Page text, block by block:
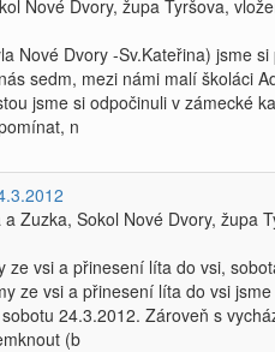
Nové Dvory, župa Tyršova,
Nové Dvory -Sv.Kateřina) jsme si
sedm, mezi námi malí školáci
jsme si odpočinuli v zámecké
n
Zuzka, Sokol Nové Dvory, župa
ze vsi a přinesení líta do vsi,
ze vsi a přinesení líta do vsi
24.3.2012. Zároveň s
(b